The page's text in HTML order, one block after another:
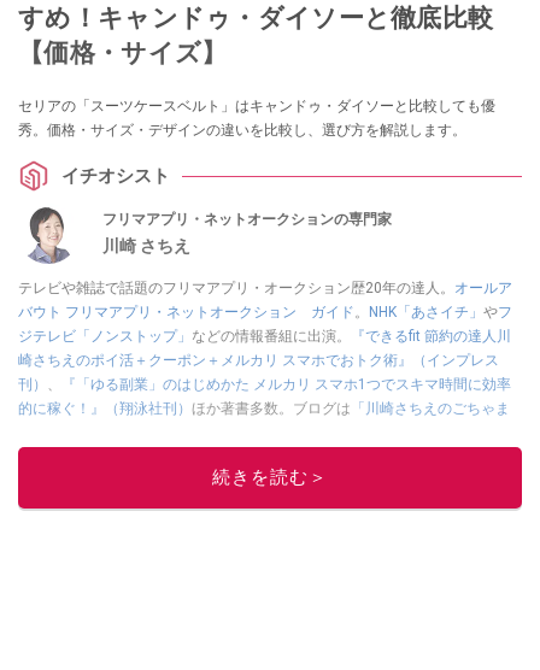
すめ！キャンドゥ・ダイソーと徹底比較
【価格・サイズ】
セリアの「スーツケースベルト」はキャンドゥ・ダイソーと比較しても優
秀。価格・サイズ・デザインの違いを比較し、選び方を解説します。
イチオシスト
フリマアプリ・ネットオークションの専門家
川崎 さちえ
テレビや雑誌で話題のフリマアプリ・オークション歴20年の達人。 オールア
バウト フリマアプリ・ネットオークション ガイド。 NHK「あさイチ」 やフ
ジテレビ「ノンストップ」 などの情報番組に出演。
『できるfit 節約の達人川
崎さちえのポイ活＋クーポン＋メルカリ スマホでおトク術』（インプレス
刊） 、
『「ゆる副業」のはじめかた メルカリ スマホ1つでスキマ時間に効率
的に稼ぐ！』（翔泳社刊） ほか著書多数。ブログは 「川崎さちえのごちゃま
■経歴：2003年、夫が子育てをするために、突然会社を辞める。翌月からの
給料が０円になり、家にいながら、しかも空いた時間でできるオークション
に目をつける。しかし、取引の仕方がわからずに、まずは落札者として参
続きを読む＞